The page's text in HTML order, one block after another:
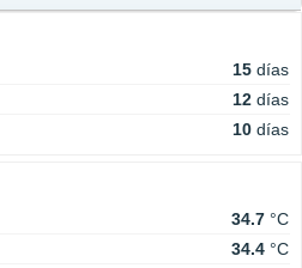
15 días
12 días
10 días
34.7 °C
34.4 °C